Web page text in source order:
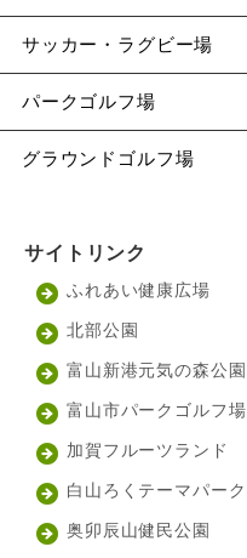
サッカー・ラグビー場
パークゴルフ場
グラウンドゴルフ場
サイトリンク
ふれあい健康広場
北部公園
富山新港元気の森公園
富山市パークゴルフ場
加賀フルーツランド
白山ろくテーマパーク
奥卯辰山健民公園